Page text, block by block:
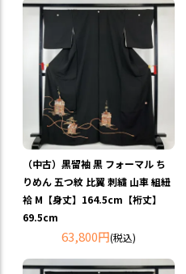
（中古）黒留袖 黒 フォーマル ち
りめん 五つ紋 比翼 刺繍 山車 組紐
袷 M【身丈】164.5cm【裄丈】
69.5cm
63,800円(税込)